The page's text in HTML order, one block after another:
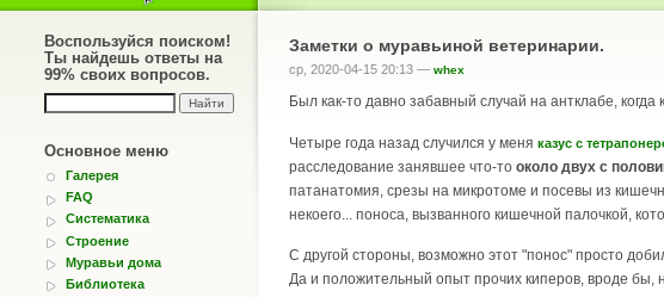
Воспользуйся поиском!
Ты найдешь ответы на
99% своих вопросов.
Основное меню
Галерея
FAQ
Систематика
Строение
Муравьи дома
Библиотека
Заметки о муравьиной ветеринарии.
ср, 2020-04-15 20:13 — whex
Был как-то давно забавный случай на антклабе,
Четыре года назад случился у меня казус с
расследование занявшее что-то около двух с
патанатомия, срезы на микротоме и посевы из
некоего... поноса, вызванного кишечной палочкой,
С другой стороны, возможно этот "понос" просто
Да и положительный опыт прочих киперов, вроде бы,